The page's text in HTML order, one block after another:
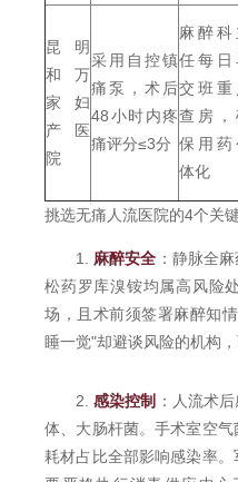
昆明
和万
家妇
产医
院
采用自控镇
痛泵，术后
48小时内疼
痛评分≤3分
麻醉科
任每日
交班重
查房，
保用药
体化
挑选无痛人流医院的4个关
1. 麻醉安全 ：静脉全
松药罗库溴铵均属高风险
场，且术前须签署麻醉知
睡一觉"却避谈风险的机构，
2.感染控制 ：人流术
体、大肠杆菌。手术室空
耗材占比全部影响感染率